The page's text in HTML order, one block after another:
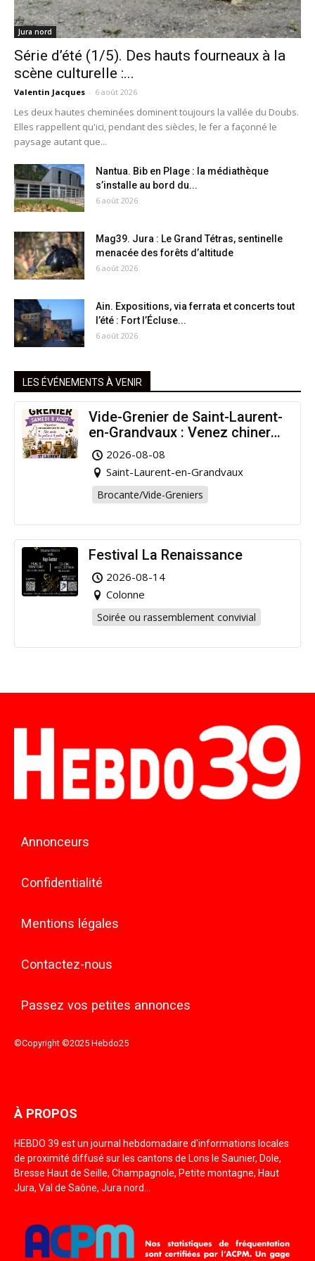
Jura nord
Série d’été (1/5). Des hauts fourneaux à la
scène culturelle :...
Valentin Jacques - 6 août 2026
Les deux hautes cheminées dominent toujours la vallée du Doubs.
Elles rappellent qu'ici, pendant des siècles, le fer a façonné le
paysage autant que...
Nantua. Bib en Plage : la médiathèque
s’installe au bord du...
6 août 2026
Mag39. Jura : Le Grand Tétras, sentinelle
menacée des forêts d’altitude
6 août 2026
Ain. Expositions, via ferrata et concerts tout
l’été : Fort l’Écluse...
6 août 2026
LES ÉVÉNEMENTS À VENIR
Vide-Grenier de Saint-Laurent-
en-Grandvaux : Venez chiner
pour la bonne cause !
2026-08-08
Saint-Laurent-en-Grandvaux
Brocante/Vide-Greniers
Festival La Renaissance
2026-08-14
Colonne
Soirée ou rassemblement convivial